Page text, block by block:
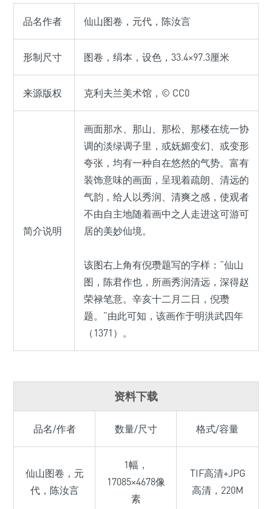
品名作者 仙山图卷，元代，陈汝言
形制尺寸 图卷，绢本，设色，33.4×97.3厘米
来源版权 克利夫兰美术馆，© CC0
简介说明
画面那水、那山、那松、那楼在统一协
调的淡绿调子里，或妩媚变幻、或变形
夸张，均有一种自在悠然的气势。富有
装饰意味的画面，呈现着疏朗、清远的
气韵，给人以秀润、清爽之感，使观者
不由自主地随着画中之人走进这可游可
居的美妙仙境。
该图右上角有倪瓒题写的字样：“仙山
图，陈君作也，所画秀润清远，深得赵
荣禄笔意。辛亥十二月二日，倪瓒
题。”由此可知，该画作于明洪武四年
（1371）。
资料下载
品名/作者 数量/尺寸 格式/容量
仙山图卷，元
代，陈汝言
1幅，
17085×4678像
素
TIF高清+JPG
高清，220M